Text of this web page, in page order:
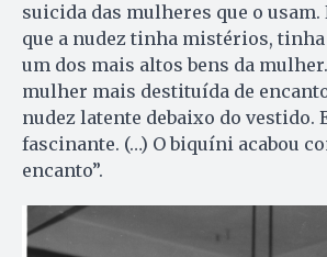
suicida das mulheres que o usam.
que a nudez tinha mistérios,
um dos mais altos bens da
mulher mais destituída de
nudez latente debaixo do vestido.
fascinante. (…) O biquíni acabou
encanto”.